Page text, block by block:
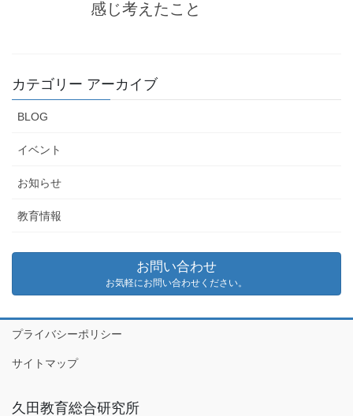
感じ考えたこと
カテゴリー アーカイブ
BLOG
イベント
お知らせ
教育情報
お問い合わせ
お気軽にお問い合わせください。
プライバシーポリシー
サイトマップ
久田教育総合研究所